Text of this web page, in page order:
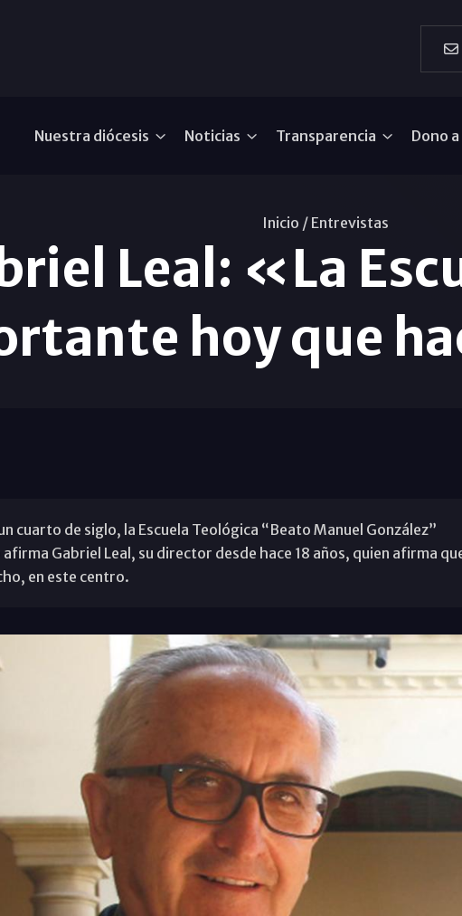
Nuestra diócesis Noticias Transparencia Dono
Inicio / Entrevistas
Leal: «La
hoy que
cuarto de siglo, la Escuela Teológica “Beato Manuel González”
Gabriel Leal, su director desde hace 18 años, quien afirma
en este centro.